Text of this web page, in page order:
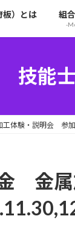
板）とは 組
-
技能
体験・説明会 参加
金属